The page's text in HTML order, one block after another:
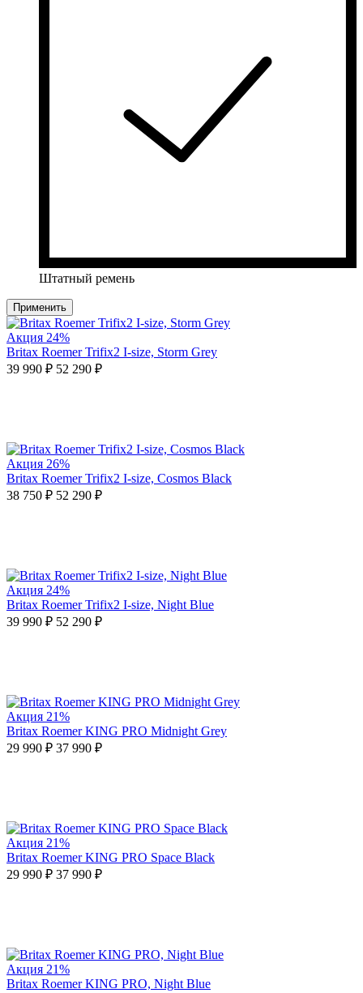
Штатный ремень
Применить
Акция 24%
Britax Roemer Trifix2 I-size, Storm Grey
39 990 ₽ 52 290 ₽
Акция 26%
Britax Roemer Trifix2 I-size, Cosmos Black
38 750 ₽ 52 290 ₽
Акция 24%
Britax Roemer Trifix2 I-size, Night Blue
39 990 ₽ 52 290 ₽
Акция 21%
Britax Roemer KING PRO Midnight Grey
29 990 ₽ 37 990 ₽
Акция 21%
Britax Roemer KING PRO Space Black
29 990 ₽ 37 990 ₽
Акция 21%
Britax Roemer KING PRO, Night Blue